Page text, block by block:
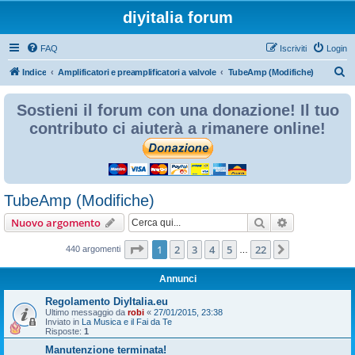
diyitalia forum
FAQ Login
Iscriviti
Indice Amplificatori e preamplificatori a valvole TubeAmp (Modifiche)
Sostieni il forum con una donazione! Il tuo
contributo ci aiuterà a rimanere online!
TubeAmp (Modifiche)
Nuovo argomento Cerca
440 argomenti Pagina di 22
1 2 3 4 5 22
Annunci
Regolamento DiyItalia.eu
Ultimo messaggio da robi « 27/01/2015, 23:38
Inviato in La Musica e il Fai da Te
Risposte: 1
Manutenzione terminata!